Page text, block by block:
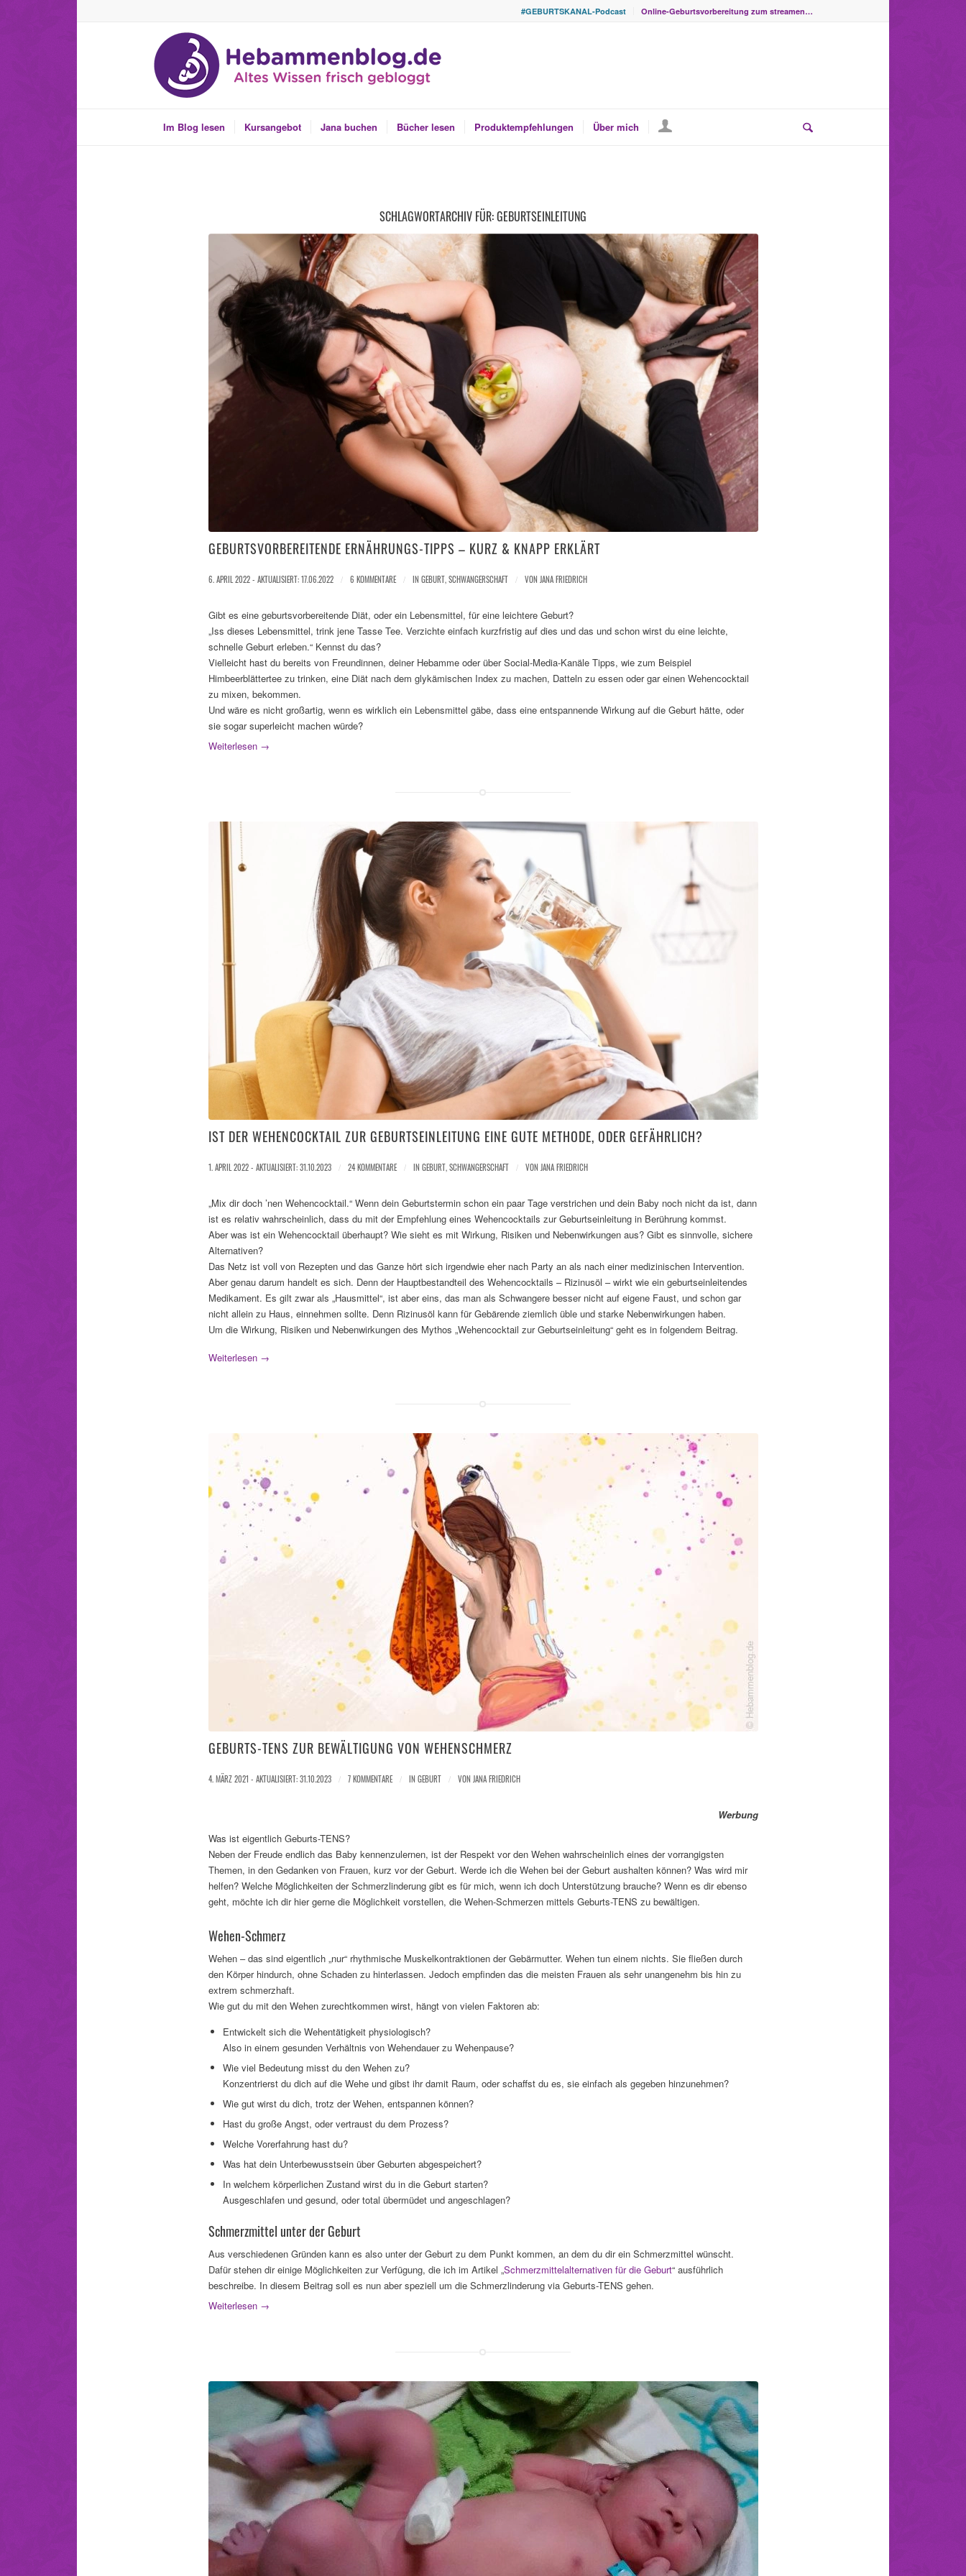
#GEBURTSKANAL-Podcast Online-Geburtsvorbereitung zum streamen…
Im Blog lesen Kursangebot Jana buchen Bücher lesen Produktempfehlungen Über mich
SCHLAGWORTARCHIV FÜR:GEBURTSEINLEITUNG
GEBURTSVORBEREITENDE ERNÄHRUNGS-TIPPS – KURZ & KNAPP ERKLÄRT
6. APRIL 2022 - AKTUALISIERT: 17.06.2022 / 6 KOMMENTARE / IN GEBURT,SCHWANGERSCHAFT / VON JANA FRIEDRICH
Gibt es eine geburtsvorbereitende Diät, oder ein Lebensmittel, für eine leichtere Geburt?
„Iss dieses Lebensmittel, trink jene Tasse Tee. Verzichte einfach kurzfristig auf dies und das und schon wirst du eine leichte,
schnelle Geburt erleben.“ Kennst du das?
Vielleicht hast du bereits von Freundinnen, deiner Hebamme oder über Social-Media-Kanäle Tipps, wie zum Beispiel
Himbeerblättertee zu trinken, eine Diät nach dem glykämischen Index zu machen, Datteln zu essen oder gar einen Wehencocktail
zu mixen, bekommen.
Und wäre es nicht großartig, wenn es wirklich ein Lebensmittel gäbe, dass eine entspannende Wirkung auf die Geburt hätte, oder
sie sogar superleicht machen würde?
Weiterlesen→
IST DER WEHENCOCKTAIL ZUR GEBURTSEINLEITUNG EINE GUTE METHODE, ODER GEFÄHRLICH?
1. APRIL 2022 - AKTUALISIERT: 31.10.2023 / 24 KOMMENTARE / IN GEBURT,SCHWANGERSCHAFT / VON JANA FRIEDRICH
„Mix dir doch ’nen Wehencocktail.“ Wenn dein Geburtstermin schon ein paar Tage verstrichen und dein Baby noch nicht da ist, dann
ist es relativ wahrscheinlich, dass du mit der Empfehlung eines Wehencocktails zur Geburtseinleitung in Berührung kommst.
Aber was ist ein Wehencocktail überhaupt? Wie sieht es mit Wirkung, Risiken und Nebenwirkungen aus? Gibt es sinnvolle, sichere
Alternativen?
Das Netz ist voll von Rezepten und das Ganze hört sich irgendwie eher nach Party an als nach einer medizinischen Intervention.
Aber genau darum handelt es sich. Denn der Hauptbestandteil des Wehencocktails – Rizinusöl – wirkt wie ein geburtseinleitendes
Medikament. Es gilt zwar als „Hausmittel“, ist aber eins, das man als Schwangere besser nicht auf eigene Faust, und schon gar
nicht allein zu Haus, einnehmen sollte. Denn Rizinusöl kann für Gebärende ziemlich üble und starke Nebenwirkungen haben.
Um die Wirkung, Risiken und Nebenwirkungen des Mythos „Wehencocktail zur Geburtseinleitung“ geht es in folgendem Beitrag.
Weiterlesen→
GEBURTS-TENS ZUR BEWÄLTIGUNG VON WEHENSCHMERZ
4. MÄRZ 2021 - AKTUALISIERT: 31.10.2023 / 7 KOMMENTARE / IN GEBURT / VON JANA FRIEDRICH
Werbung
Was ist eigentlich Geburts-TENS?
Neben der Freude endlich das Baby kennenzulernen, ist der Respekt vor den Wehen wahrscheinlich eines der vorrangigsten
Themen, in den Gedanken von Frauen, kurz vor der Geburt. Werde ich die Wehen bei der Geburt aushalten können? Was wird mir
helfen? Welche Möglichkeiten der Schmerzlinderung gibt es für mich, wenn ich doch Unterstützung brauche? Wenn es dir ebenso
geht, möchte ich dir hier gerne die Möglichkeit vorstellen, die Wehen-Schmerzen mittels Geburts-TENS zu bewältigen.
Wehen-Schmerz
Wehen – das sind eigentlich „nur“ rhythmische Muskelkontraktionen der Gebärmutter. Wehen tun einem nichts. Sie fließen durch
den Körper hindurch, ohne Schaden zu hinterlassen. Jedoch empfinden das die meisten Frauen als sehr unangenehm bis hin zu
extrem schmerzhaft.
Wie gut du mit den Wehen zurechtkommen wirst, hängt von vielen Faktoren ab:
Entwickelt sich die Wehentätigkeit physiologisch?
Also in einem gesunden Verhältnis von Wehendauer zu Wehenpause?
Wie viel Bedeutung misst du den Wehen zu?
Konzentrierst du dich auf die Wehe und gibst ihr damit Raum, oder schaffst du es, sie einfach als gegeben hinzunehmen?
Wie gut wirst du dich, trotz der Wehen, entspannen können?
Hast du große Angst, oder vertraust du dem Prozess?
Welche Vorerfahrung hast du?
Was hat dein Unterbewusstsein über Geburten abgespeichert?
In welchem körperlichen Zustand wirst du in die Geburt starten?
Ausgeschlafen und gesund, oder total übermüdet und angeschlagen?
Schmerzmittel unter der Geburt
Aus verschiedenen Gründen kann es also unter der Geburt zu dem Punkt kommen, an dem du dir ein Schmerzmittel wünscht.
Dafür stehen dir einige Möglichkeiten zur Verfügung, die ich im Artikel „Schmerzmittelalternativen für die Geburt“ ausführlich
beschreibe. In diesem Beitrag soll es nun aber speziell um die Schmerzlinderung via Geburts-TENS gehen.
Weiterlesen→